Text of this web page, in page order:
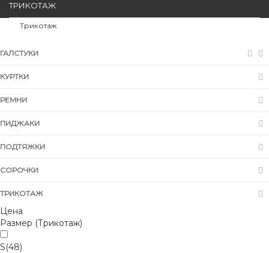
ТРИКОТАЖ
Трикотаж
ГАЛСТУКИ
КУРТКИ
РЕМНИ
ПИДЖАКИ
ПОДТЯЖКИ
СОРОЧКИ
ТРИКОТАЖ
Цена
Размер (Трикотаж)
S(48)